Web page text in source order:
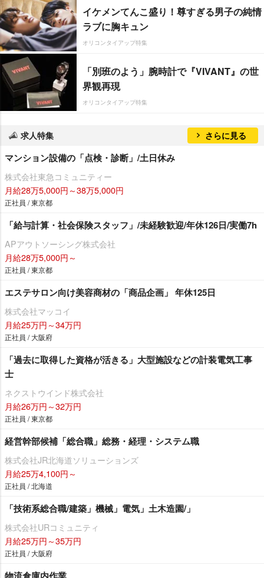
イケメンてんこ盛り！尊すぎる男子の純情
ラブに胸キュン
オリコンタイアップ特集
「別班のよう」腕時計で『VIVANT』の世
界観再現
オリコンタイアップ特集
求人特集 さらに見る
マンション設備の「点検・診断」/土日休み
株式会社東急コミュニティー
月給28万5,000円～38万5,000円
正社員 / 東京都
「給与計算・社会保険スタッフ」/未経験歓迎/年休126日/実働7h
APアウトソーシング株式会社
月給28万5,000円～
正社員 / 東京都
エステサロン向け美容商材の「商品企画」 年休125日
株式会社マッコイ
月給25万円～34万円
正社員 / 大阪府
「過去に取得した資格が活きる」大型施設などの計装電気工事
士
ネクストウインド株式会社
月給26万円～32万円
正社員 / 東京都
経営幹部候補「総合職」総務・経理・システム職
株式会社JR北海道ソリューションズ
月給25万4,100円～
正社員 / 北海道
「技術系総合職/建築」機械」電気」土木造園/」
株式会社URコミュニティ
月給25万円～35万円
正社員 / 大阪府